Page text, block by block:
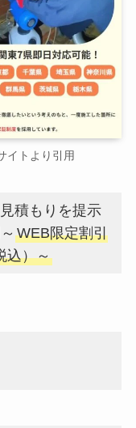
イトより引用
積もりを提示
WEB限定割引
込）～